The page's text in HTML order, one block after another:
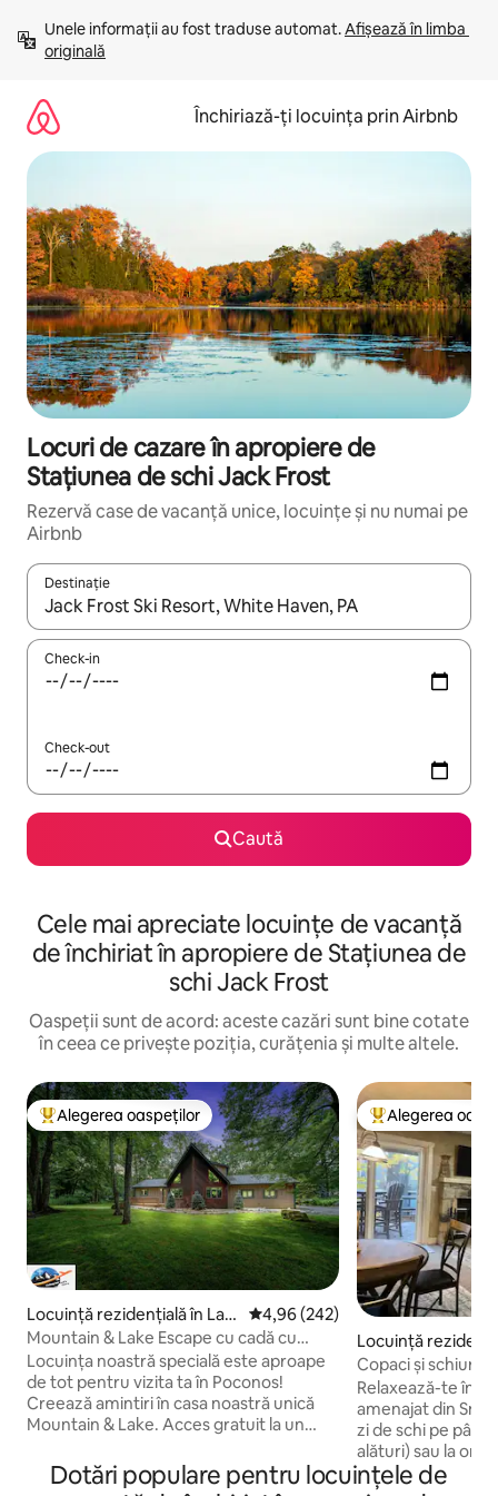
mergi
conținut
Unele informații au fost traduse automat. Afișează în limba
originală
Închiriază-ți locuința prin Airbnb
Locuri de cazare în apropiere de
Stațiunea de schi Jack Frost
Rezervă case de vacanță unice, locuințe și nu numai pe
Airbnb
Destinație
Când se încarcă rezultatele, navighează folosind tastele
Check-in
Check-out
Caută
Cele mai apreciate locuințe de vacanță
de închiriat în apropiere de Stațiunea de
schi Jack Frost
Oaspeții sunt de acord: aceste cazări sunt bine cotate
în ceea ce privește poziția, curățenia și multe altele.
Locuință din topul categoriei Alegerea oaspeților
Alegerea oaspeților
Locuință rezidențială în Lak
e Harmony
Scor mediu de 4,96 din 5, 242
4,96 (242)
Mountain & Lake Escape cu cadă cu
hidromasaj și masaje gratuite!
Locuința noastră specială este aproape
de tot pentru vizita ta în Poconos!
Creează amintiri în casa noastră unică
Mountain & Lake. Acces gratuit la un
corp complet, în timp ce te relaxezi.
Plimbare scurtă pe plaja armoniei lacului,
Locuință din
Alegerea
Locuință
Harmony
Copaci și schiuri
Frost Poconos
Relaxează-te în
amenajat din
zi de schi pe
alături) sau la
alte activități pe
Dotări populare pentru locuințele de